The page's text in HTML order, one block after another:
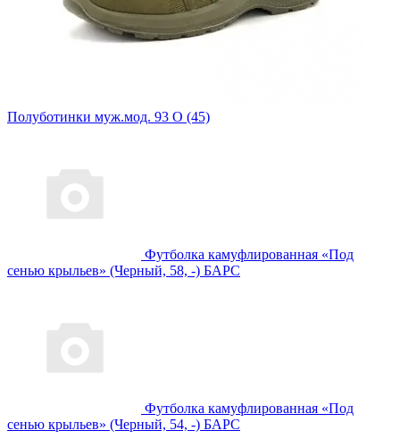
Полуботинки муж.мод. 93 О (45)
Футболка камуфлированная «Под
сенью крыльев» (Черный, 58, -) БАРС
Футболка камуфлированная «Под
сенью крыльев» (Черный, 54, -) БАРС